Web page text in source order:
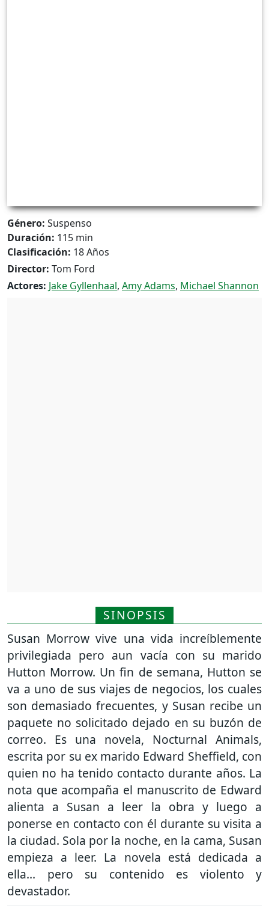
Género: Suspenso
Duración: 115 min
Clasificación: 18 Años
Director: Tom Ford
Actores: Jake Gyllenhaal, Amy Adams, Michael Shannon
SINOPSIS
Susan Morrow vive una vida increíblemente
privilegiada pero aun vacía con su marido
Hutton Morrow. Un fin de semana, Hutton se
va a uno de sus viajes de negocios, los cuales
son demasiado frecuentes, y Susan recibe un
paquete no solicitado dejado en su buzón de
correo. Es una novela, Nocturnal Animals,
escrita por su ex marido Edward Sheffield, con
quien no ha tenido contacto durante años. La
nota que acompaña el manuscrito de Edward
alienta a Susan a leer la obra y luego a
ponerse en contacto con él durante su visita a
la ciudad. Sola por la noche, en la cama, Susan
empieza a leer. La novela está dedicada a
ella... pero su contenido es violento y
devastador.